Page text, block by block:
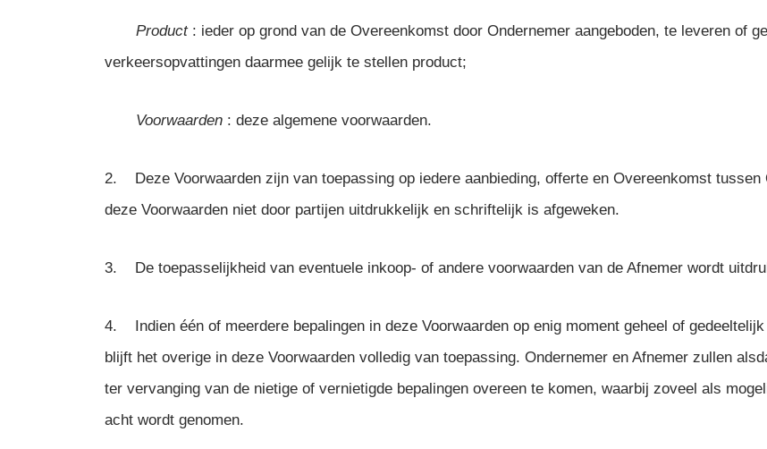
Product: ieder op grond van de Overeenkomst door Ondernemer aangeboden, te leveren of
verkeersopvattingen daarmee gelijk te stellen product;
Voorwaarden : deze algemene voorwaarden.
2. Deze Voorwaarden zijn van toepassing op iedere aanbieding, offerte en Overeenkomst tussen
deze Voorwaarden niet door partijen uitdrukkelijk en schriftelijk is afgeweken.
3. De toepasselijkheid van eventuele inkoop- of andere voorwaarden van de Afnemer wordt
4. Indien één of meerdere bepalingen in deze Voorwaarden op enig moment geheel of
blijft het overige in deze Voorwaarden volledig van toepassing. Ondernemer en Afnemer zullen
ter vervanging van de nietige of vernietigde bepalingen overeen te komen, waarbij zoveel als
acht wordt genomen.